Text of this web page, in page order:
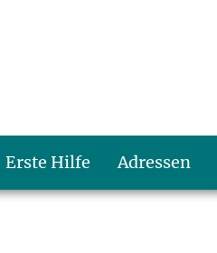
Erste Hilfe Adressen